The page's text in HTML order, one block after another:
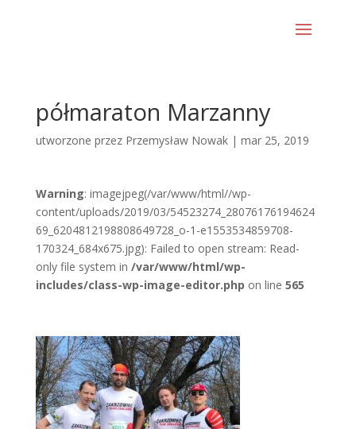
półmaraton Marzanny
utworzone przez Przemysław Nowak| mar 25, 2019
Warning: imagejpeg(/var/www/html//wp-
content/uploads/2019/03/54523274_28076176194624
69_6204812198808649728_o-1-e1553534859708-
170324_684x675.jpg): Failed to open stream: Read-
only file system in /var/www/html/wp-
includes/class-wp-image-editor.php on line 565